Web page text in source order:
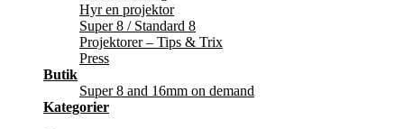
Hyr en projektor
Super 8 / Standard 8
Projektorer – Tips & Trix
Press
Butik
Super 8 and 16mm on demand
Kategorier